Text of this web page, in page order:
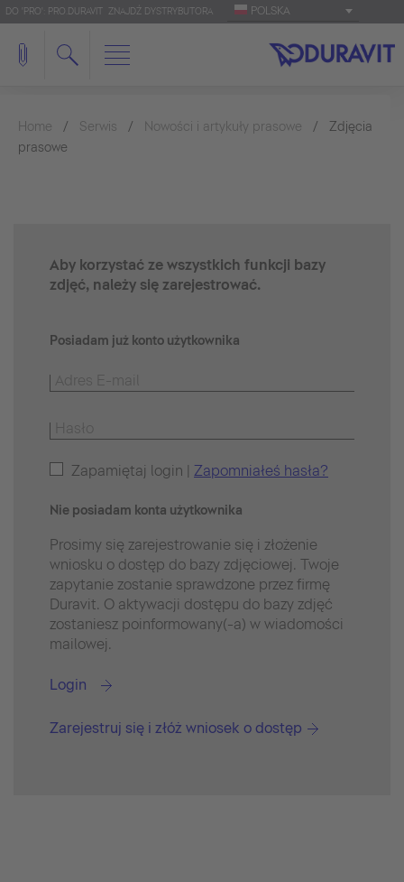
DO 'PRO': PRO.DURAVIT ZNAJDŹ DYSTRYBUTORA POLSKA
Home Serwis Nowości i artykuły prasowe
Zdjęcia
prasowe
Aby korzystać ze wszystkich funkcji bazy
zdjęć, należy się zarejestrować.
Posiadam już konto użytkownika
Zapamiętaj login | Zapomniałeś hasła?
Nie posiadam konta użytkownika
Prosimy się zarejestrowanie się i złożenie
wniosku o dostęp do bazy zdjęciowej. Twoje
zapytanie zostanie sprawdzone przez firmę
Duravit. O aktywacji dostępu do bazy zdjęć
zostaniesz poinformowany(-a) w wiadomości
mailowej.
Login
Zarejestruj się i złóż wniosek o dostęp